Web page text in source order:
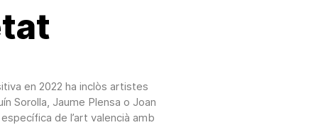
en 2022 ha inclòs artistes
Sorolla, Jaume Plensa o Joan
de l’art valencià amb